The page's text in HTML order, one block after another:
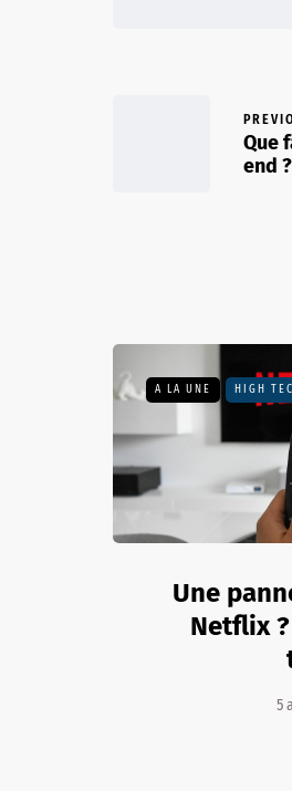
Que
end ?
A LA UNE HIGH
Une
Netflix
5